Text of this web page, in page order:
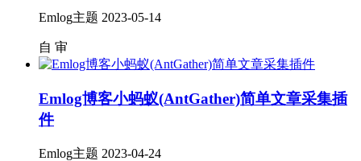
Emlog主题 2023-05-14
自 审
Emlog博客小蚂蚁(AntGather)简单文章采集插
件
Emlog主题 2023-04-24